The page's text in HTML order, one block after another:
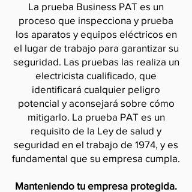
La prueba Business PAT es un
proceso que inspecciona y prueba
los aparatos y equipos eléctricos en
el lugar de trabajo para garantizar su
seguridad. Las pruebas las realiza un
electricista cualificado, que
identificará cualquier peligro
potencial y aconsejará sobre cómo
mitigarlo. La prueba PAT es un
requisito de la Ley de salud y
seguridad en el trabajo de 1974, y es
fundamental que su empresa cumpla.
Manteniendo tu empresa protegida.